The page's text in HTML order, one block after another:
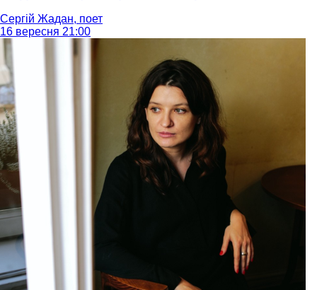
Сергій Жадан, поет
16 вересня 21:00